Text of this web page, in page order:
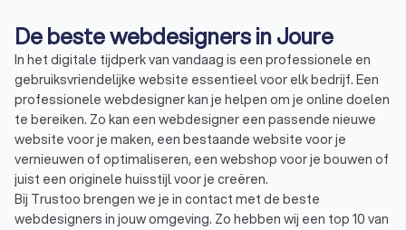
De beste webdesigners in Joure
In het digitale tijdperk van vandaag is een professionele en
gebruiksvriendelijke website essentieel voor elk bedrijf. Een
professionele webdesigner kan je helpen om je online doelen
te bereiken. Zo kan een webdesigner een passende nieuwe
website voor je maken, een bestaande website voor je
vernieuwen of optimaliseren, een webshop voor je bouwen of
juist een originele huisstijl voor je creëren.
Bij Trustoo brengen we je in contact met de beste
webdesigners in jouw omgeving. Zo hebben wij een top 10 van